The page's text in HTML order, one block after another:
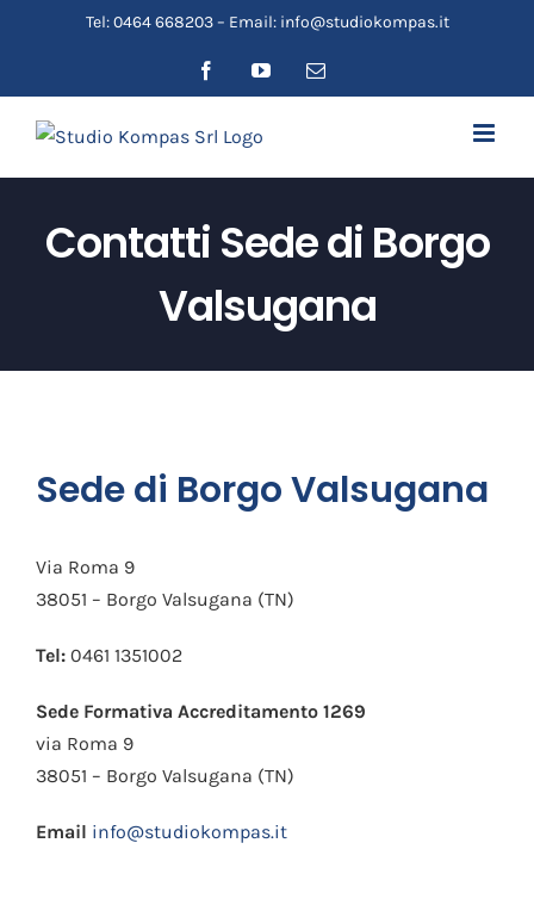
Tel: 0464 668203 – Email: info@studiokompas.it
FacebookYouTubeEmail
Contatti Sede di Borgo
Valsugana
Sede di Borgo Valsugana
Via Roma 9
38051 – Borgo Valsugana (TN)
Tel: 0461 1351002
Sede Formativa Accreditamento 1269
via Roma 9
38051 – Borgo Valsugana (TN)
Email info@studiokompas.it